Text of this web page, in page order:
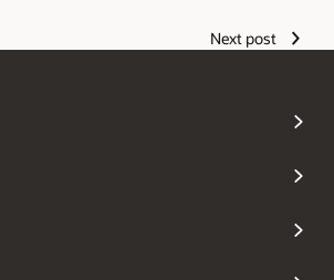
Next post